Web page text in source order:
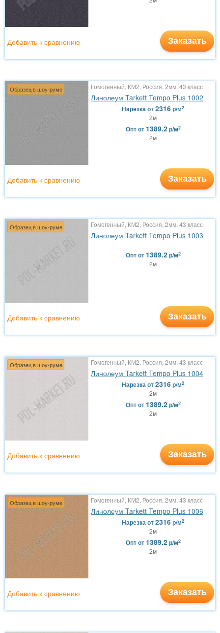
Заказать
Добавить к сравнению
Образец в шоу-руме Гомогенный, КМ2, Россия, 2мм, 43 класс
Линолеум Tarkett Tempo Plus 1002
Нарезкаот2316р/м2
2м
Оптот 1389.2р/м2
2м
Заказать
Добавить к сравнению
Образец в шоу-руме Гомогенный, КМ2, Россия, 2мм, 43 класс
Линолеум Tarkett Tempo Plus 1003
Оптот 1389.2р/м2
2м
Заказать
Добавить к сравнению
Образец в шоу-руме Гомогенный, КМ2, Россия, 2мм, 43 класс
Линолеум Tarkett Tempo Plus 1004
Нарезкаот2316р/м2
2м
Оптот 1389.2р/м2
2м
Заказать
Добавить к сравнению
Образец в шоу-руме Гомогенный, КМ2, Россия, 2мм, 43 класс
Линолеум Tarkett Tempo Plus 1006
Нарезкаот2316р/м2
2м
Оптот 1389.2р/м2
2м
Заказать
Добавить к сравнению